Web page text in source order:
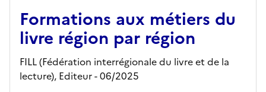
Formations aux métiers du
livre région par région
FILL (Fédération interrégionale du livre et de la
lecture), Editeur- 06/2025